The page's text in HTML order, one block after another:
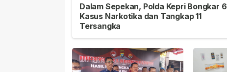
Dalam Sepekan, Polda Kepri Bongkar 6
Kasus Narkotika dan Tangkap 11
Tersangka